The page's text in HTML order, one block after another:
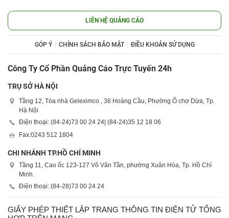
LIÊN HỆ QUẢNG CÁO
GÓP Ý CHÍNH SÁCH BẢO MẬT ĐIỀU KHOẢN SỬ DỤNG
Công Ty Cổ Phần Quảng Cáo Trực Tuyến 24h
TRỤ SỞ HÀ NỘI
Tầng 12, Tòa nhà Geleximco , 36 Hoàng Cầu, Phường Ô chợ Dừa, Tp.
Hà Nội
Điện thoại: (84-24)73 00 24 24 | (84-24)35 12 18 06
Fax:0243 512 1804
CHI NHÁNH TP.HỒ CHÍ MINH
Tầng 11, Cao ốc 123-127 Võ Văn Tần, phường Xuân Hòa, Tp. Hồ Chí
Minh.
Điện thoại: (84-28)73 00 24 24
GIẤY PHÉP THIẾT LẬP TRANG THÔNG TIN ĐIỆN TỬ TỔNG